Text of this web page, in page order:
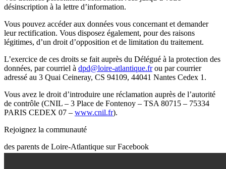
désinscription à la lettre d’information.
Vous pouvez accéder aux données vous concernant et demander
leur rectification. Vous disposez également, pour des raisons
légitimes, d’un droit d’opposition et de limitation du traitement.
L’exercice de ces droits se fait auprès du Délégué à la protection des
données, par courriel à dpd@loire-atlantique.frou par courrier
adressé au 3 Quai Ceineray, CS 94109, 44041 Nantes Cedex 1.
Vous avez le droit d’introduire une réclamation auprès de l’autorité
de contrôle (CNIL – 3 Place de Fontenoy – TSA 80715 – 75334
PARIS CEDEX 07 – www.cnil.fr).
Rejoignez la communauté
des parents de Loire-Atlantique sur Facebook